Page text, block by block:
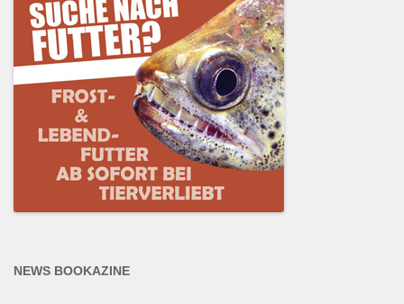
NEWS BOOKAZINE